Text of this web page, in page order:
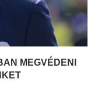
MEGVÉDENI